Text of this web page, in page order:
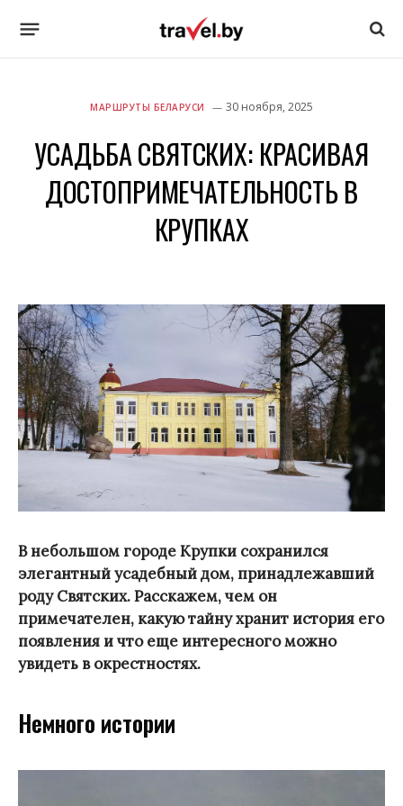
МАРШРУТЫ БЕЛАРУСИ 30 ноября, 2025
УСАДЬБА СВЯТСКИХ: КРАСИВАЯ
ДОСТОПРИМЕЧАТЕЛЬНОСТЬ В
КРУПКАХ
В небольшом городе Крупки сохранился
элегантный усадебный дом, принадлежавший
роду Святских. Расскажем, чем он
примечателен, какую тайну хранит история его
появления и что еще интересного можно
увидеть в окрестностях.
Немного истории